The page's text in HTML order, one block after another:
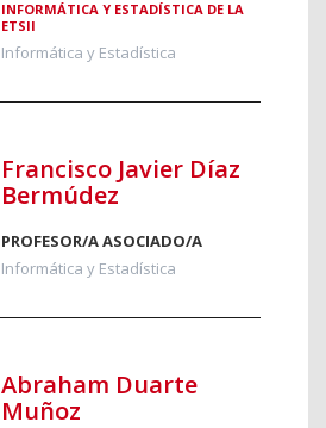
INFORMÁTICA Y ESTADÍSTICA DE LA
ETSII
Informática y Estadística
Francisco Javier Díaz
Bermúdez
PROFESOR/A ASOCIADO/A
Informática y Estadística
Abraham Duarte
Muñoz